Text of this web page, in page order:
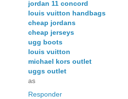
jordan 11 concord
louis vuitton handbags
cheap jordans
cheap jerseys
ugg boots
louis vuitton
michael kors outlet
uggs outlet
as
Responder